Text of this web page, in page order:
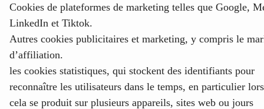
Cookies de plateformes de marketing telles que Google,
LinkedIn et Tiktok.
Autres cookies publicitaires et marketing, y compris le
d’affiliation.
les cookies statistiques, qui stockent des identifiants pour
reconnaître les utilisateurs dans le temps, en particulier
cela se produit sur plusieurs appareils, sites web ou jours